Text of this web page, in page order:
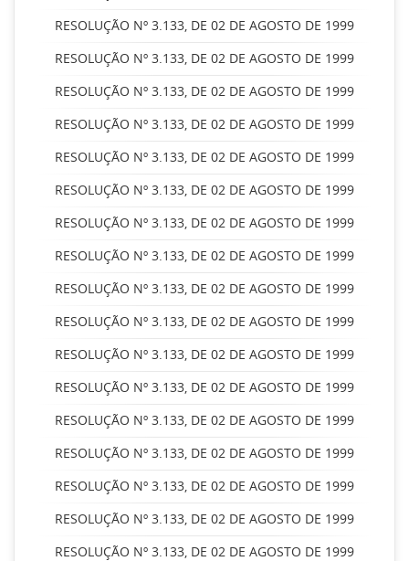
RESOLUÇÃO Nº 3.133, DE 02 DE AGOSTO DE 1999
RESOLUÇÃO Nº 3.133, DE 02 DE AGOSTO DE 1999
RESOLUÇÃO Nº 3.133, DE 02 DE AGOSTO DE 1999
RESOLUÇÃO Nº 3.133, DE 02 DE AGOSTO DE 1999
RESOLUÇÃO Nº 3.133, DE 02 DE AGOSTO DE 1999
RESOLUÇÃO Nº 3.133, DE 02 DE AGOSTO DE 1999
RESOLUÇÃO Nº 3.133, DE 02 DE AGOSTO DE 1999
RESOLUÇÃO Nº 3.133, DE 02 DE AGOSTO DE 1999
RESOLUÇÃO Nº 3.133, DE 02 DE AGOSTO DE 1999
RESOLUÇÃO Nº 3.133, DE 02 DE AGOSTO DE 1999
RESOLUÇÃO Nº 3.133, DE 02 DE AGOSTO DE 1999
RESOLUÇÃO Nº 3.133, DE 02 DE AGOSTO DE 1999
RESOLUÇÃO Nº 3.133, DE 02 DE AGOSTO DE 1999
RESOLUÇÃO Nº 3.133, DE 02 DE AGOSTO DE 1999
RESOLUÇÃO Nº 3.133, DE 02 DE AGOSTO DE 1999
RESOLUÇÃO Nº 3.133, DE 02 DE AGOSTO DE 1999
RESOLUÇÃO Nº 3.133, DE 02 DE AGOSTO DE 1999